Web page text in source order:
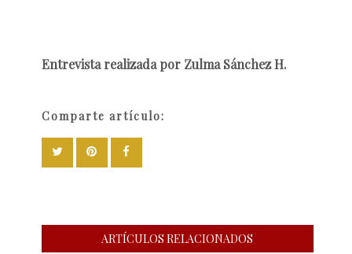
Entrevista realizada por Zulma Sánchez H.
Comparte artículo:
ARTÍCULOS RELACIONADOS